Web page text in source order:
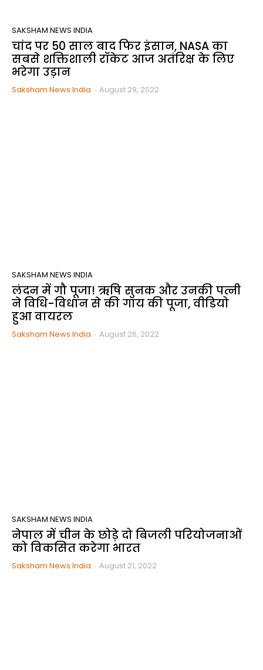
SAKSHAM NEWS INDIA
चांद पर 50 साल बाद फिर इंसान, NASA का
सबसे शक्तिशाली रॉकेट आज अतंरिक्ष के लिए
भरेगा उड़ान
Saksham News India - August 29, 2022
SAKSHAM NEWS INDIA
लंदन में गौ पूजा! ऋषि सुनक और उनकी पत्नी
ने विधि-विधान से की गाय की पूजा, वीडियो
हुआ वायरल
Saksham News India - August 26, 2022
SAKSHAM NEWS INDIA
नेपाल में चीन के छोड़े दो बिजली परियोजनाओं
को विकसित करेगा भारत
Saksham News India - August 21, 2022